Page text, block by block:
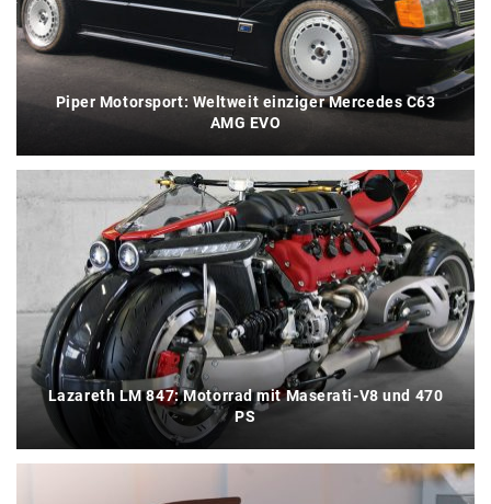
Piper Motorsport: Weltweit einziger Mercedes C63
AMG EVO
Lazareth LM 847: Motorrad mit Maserati-V8 und 470
PS